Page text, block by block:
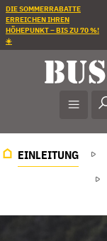
DIE SOMMERRABATTE
ERREICHEN IHREN
HÖHEPUNKT – BIS ZU 70 %!
☀️
EINLEITUNG